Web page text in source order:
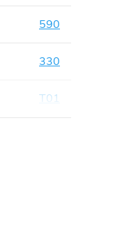
590
330
T01